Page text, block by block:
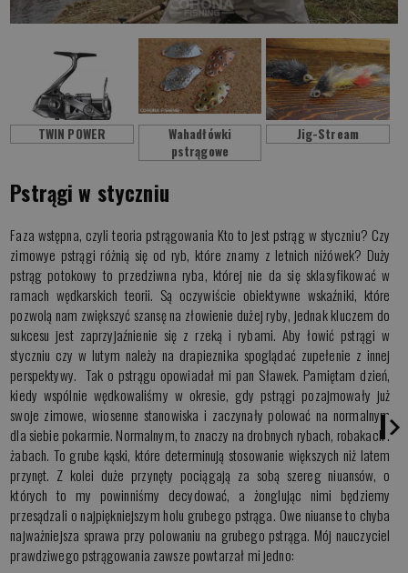
TWIN POWER
Wahadłówki
pstrągowe
Jig-Stream
Pstrągi w styczniu
Faza wstępna, czyli teoria pstrągowania Kto to jest pstrąg w styczniu? Czy
zimowye pstrągi różnią się od ryb, które znamy z letnich niżówek? Duży
pstrąg potokowy to przedziwna ryba, której nie da się sklasyfikować w
ramach wędkarskich teorii. Są oczywiście obiektywne wskaźniki, które
pozwolą nam zwiększyć szansę na złowienie dużej ryby, jednak kluczem do
sukcesu jest zaprzyjaźnienie się z rzeką i rybami. Aby łowić pstrągi w
styczniu czy w lutym należy na drapieznika spoglądać zupełenie z innej
perspektywy. Tak o pstrągu opowiadał mi pan Sławek. Pamiętam dzień,
kiedy wspólnie wędkowaliśmy w okresie, gdy pstrągi pozajmowały już
swoje zimowe, wiosenne stanowiska i zaczynały polować na normalnym
dla siebie pokarmie. Normalnym, to znaczy na drobnych rybach, robakach i
żabach. To grube kąski, które determinują stosowanie większych niż latem
przynęt. Z kolei duże przynęty pociągają za sobą szereg niuansów, o
których to my powinniśmy decydować, a żonglując nimi będziemy
przesądzali o najpiękniejszym holu grubego pstrąga. Owe niuanse to chyba
najważniejsza sprawa przy polowaniu na grubego pstrąga. Mój nauczyciel
prawdziwego pstrągowania zawsze powtarzał mi jedno: